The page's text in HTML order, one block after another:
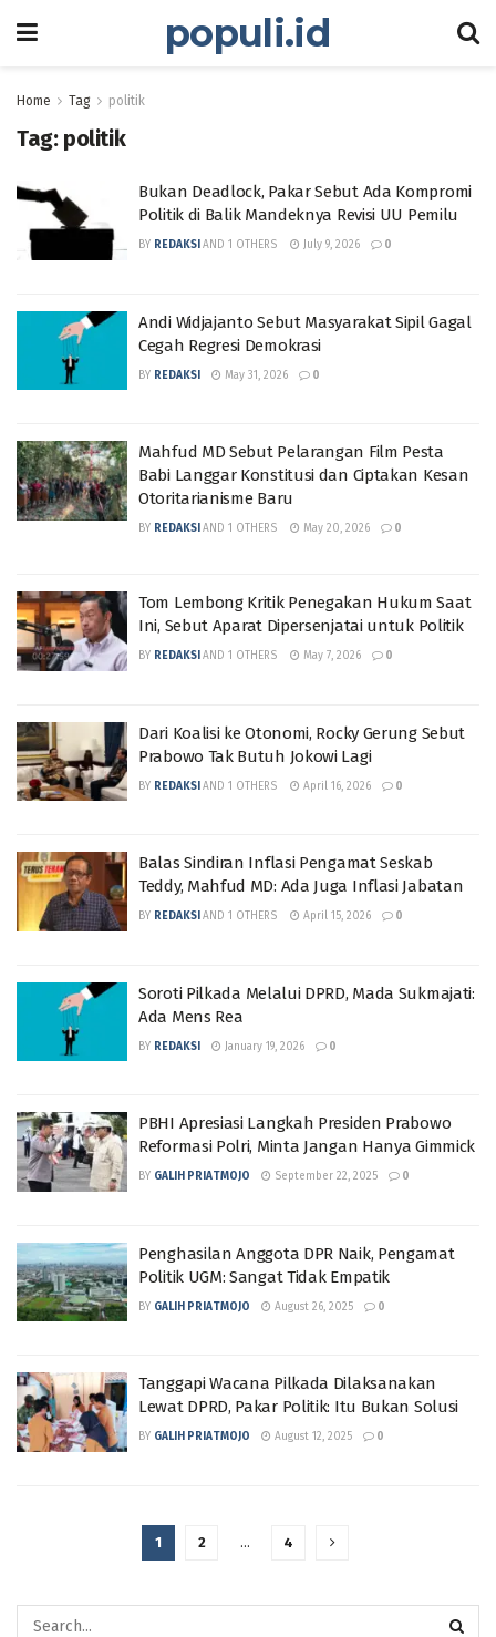
populi.id
Home Tag politik
Tag: politik
Bukan Deadlock, Pakar Sebut Ada Kompromi
Politik di Balik Mandeknya Revisi UU Pemilu
BY REDAKSI AND 1 OTHERS July 9, 2026 0
Andi Widjajanto Sebut Masyarakat Sipil Gagal
Cegah Regresi Demokrasi
BY REDAKSI May 31, 2026 0
Mahfud MD Sebut Pelarangan Film Pesta
Babi Langgar Konstitusi dan Ciptakan Kesan
Otoritarianisme Baru
BY REDAKSI AND 1 OTHERS May 20, 2026 0
Tom Lembong Kritik Penegakan Hukum Saat
Ini, Sebut Aparat Dipersenjatai untuk Politik
BY REDAKSI AND 1 OTHERS May 7, 2026 0
Dari Koalisi ke Otonomi, Rocky Gerung Sebut
Prabowo Tak Butuh Jokowi Lagi
BY REDAKSI AND 1 OTHERS April 16, 2026 0
Balas Sindiran Inflasi Pengamat Seskab
Teddy, Mahfud MD: Ada Juga Inflasi Jabatan
BY REDAKSI AND 1 OTHERS April 15, 2026 0
Soroti Pilkada Melalui DPRD, Mada Sukmajati:
Ada Mens Rea
BY REDAKSI January 19, 2026 0
PBHI Apresiasi Langkah Presiden Prabowo
Reformasi Polri, Minta Jangan Hanya Gimmick
BY GALIH PRIATMOJO September 22, 2025 0
Penghasilan Anggota DPR Naik, Pengamat
Politik UGM: Sangat Tidak Empatik
BY GALIH PRIATMOJO August 26, 2025 0
Tanggapi Wacana Pilkada Dilaksanakan
Lewat DPRD, Pakar Politik: Itu Bukan Solusi
BY GALIH PRIATMOJO August 12, 2025 0
1 2 … 4